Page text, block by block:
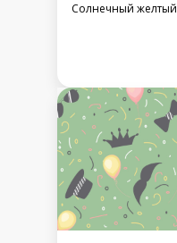
Солнечный желтый